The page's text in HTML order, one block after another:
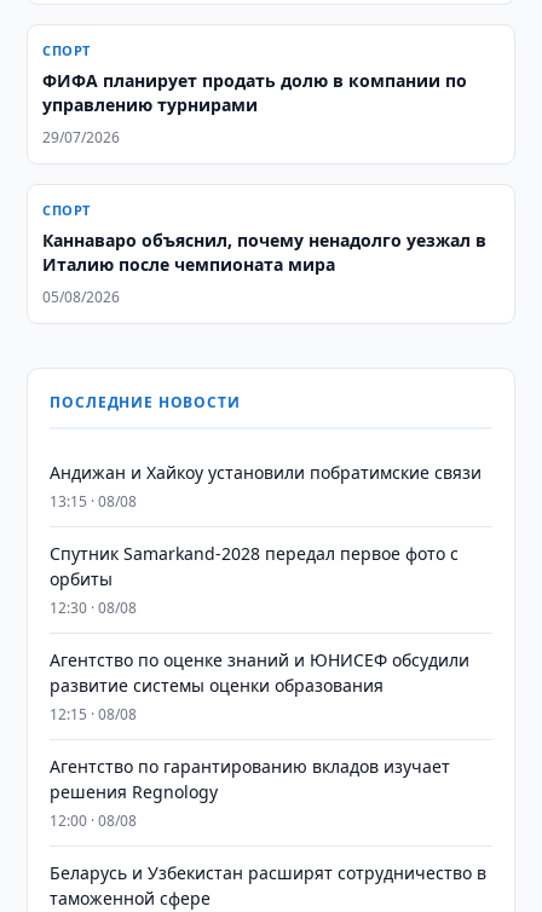
СПОРТ
ФИФА планирует продать долю в компании по
управлению турнирами
29/07/2026
СПОРТ
Каннаваро объяснил, почему ненадолго уезжал в
Италию после чемпионата мира
05/08/2026
ПОСЛЕДНИЕ НОВОСТИ
Андижан и Хайкоу установили побратимские связи
13:15 · 08/08
Спутник Samarkand-2028 передал первое фото с
орбиты
12:30 · 08/08
Агентство по оценке знаний и ЮНИСЕФ обсудили
развитие системы оценки образования
12:15 · 08/08
Агентство по гарантированию вкладов изучает
решения Regnology
12:00 · 08/08
Беларусь и Узбекистан расширят сотрудничество в
таможенной сфере